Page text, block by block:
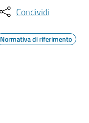
Condividi
Normativa di riferimento